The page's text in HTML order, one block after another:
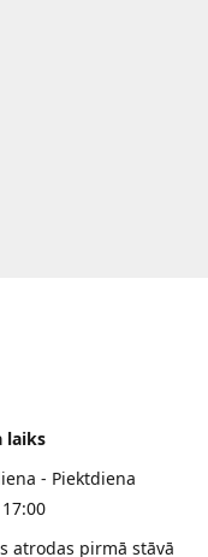
laiks
- Piektdiena
atrodas pirmā stāvā